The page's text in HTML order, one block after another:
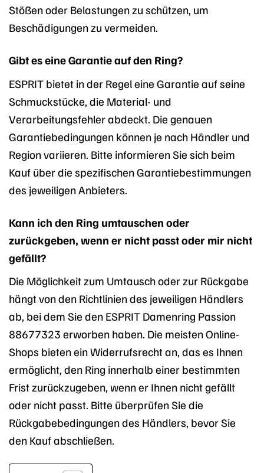
Stößen oder Belastungen zu schützen, um
Beschädigungen zu vermeiden.
Gibt es eine Garantie auf den Ring?
ESPRIT bietet in der Regel eine Garantie auf seine
Schmuckstücke, die Material- und
Verarbeitungsfehler abdeckt. Die genauen
Garantiebedingungen können je nach Händler und
Region variieren. Bitte informieren Sie sich beim
Kauf über die spezifischen Garantiebestimmungen
des jeweiligen Anbieters.
Kann ich den Ring umtauschen oder
zurückgeben, wenn er nicht passt oder mir nicht
gefällt?
Die Möglichkeit zum Umtausch oder zur Rückgabe
hängt von den Richtlinien des jeweiligen Händlers
ab, bei dem Sie den ESPRIT Damenring Passion
88677323 erworben haben. Die meisten Online-
Shops bieten ein Widerrufsrecht an, das es Ihnen
ermöglicht, den Ring innerhalb einer bestimmten
Frist zurückzugeben, wenn er Ihnen nicht gefällt
oder nicht passt. Bitte überprüfen Sie die
Rückgabebedingungen des Händlers, bevor Sie
den Kauf abschließen.